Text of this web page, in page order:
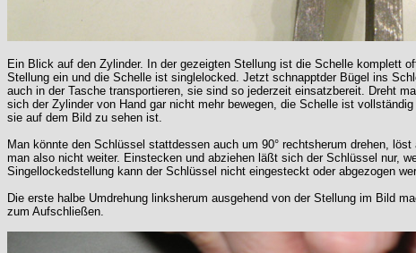
Ein Blick auf den Zylinder. In der gezeigten Stellung ist die Schelle komplett
Stellung ein und die Schelle ist singlelocked. Jetzt schnapptder Bügel ins
auch in der Tasche transportieren, sie sind so jederzeit einsatzbereit. Dreht
sich der Zylinder von Hand gar nicht mehr bewegen, die Schelle ist
sie auf dem Bild zu sehen ist.
Man könnte den Schlüssel stattdessen auch um 90° rechtsherum drehen,
man also nicht weiter. Einstecken und abziehen läßt sich der Schlüssel nur,
Singellockedstellung kann der Schlüssel nicht eingesteckt oder abgezogen
Die erste halbe Umdrehung linksherum ausgehend von der Stellung im Bild
zum Aufschließen.